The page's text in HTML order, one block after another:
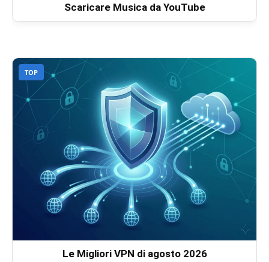
Scaricare Musica da YouTube
TOP
Le Migliori VPN di agosto 2026